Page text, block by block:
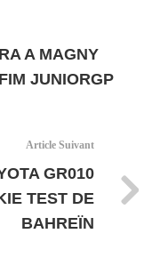
A MAGNY
JUNIORGP
Article Suivant
GR010
TEST DE
BAHREÏN